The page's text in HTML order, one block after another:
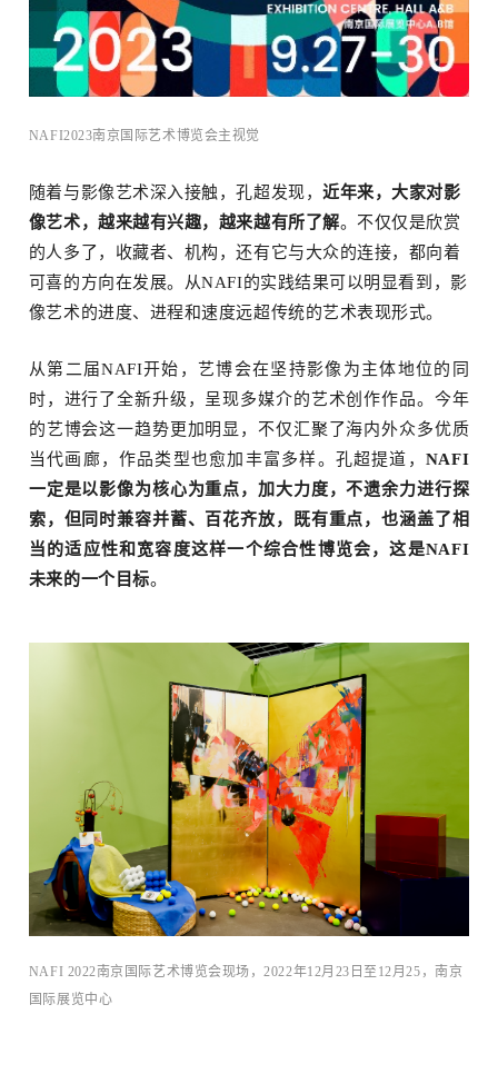
NAFI2023南京国际艺术博览会主视觉
随着与影像艺术深入接触，孔超发现，近年来，大家对影
像艺术，越来越有兴趣，越来越有所了解。不仅仅是欣赏
的人多了，收藏者、机构，还有它与大众的连接，都向着
可喜的方向在发展。从NAFI的实践结果可以明显看到，影
像艺术的进度、进程和速度远超传统的艺术表现形式。
从第二届NAFI开始，艺博会在坚持影像为主体地位的同
时，进行了全新升级，呈现多媒介的艺术创作作品。今年
的艺博会这一趋势更加明显，不仅汇聚了海内外众多优质
当代画廊，作品类型也愈加丰富多样。孔超提道， NAFI
一定是以影像为核心为重点，加大力度，不遗余力进行探
索，但同时兼容并蓄、百花齐放，既有重点，也涵盖了相
当的适应性和宽容度这样一个综合性博览会，这是NAFI
未来的一个目标。
NAFI 2022南京国际艺术博览会现场，2022年12月23日至12月25，南京
国际展览中心